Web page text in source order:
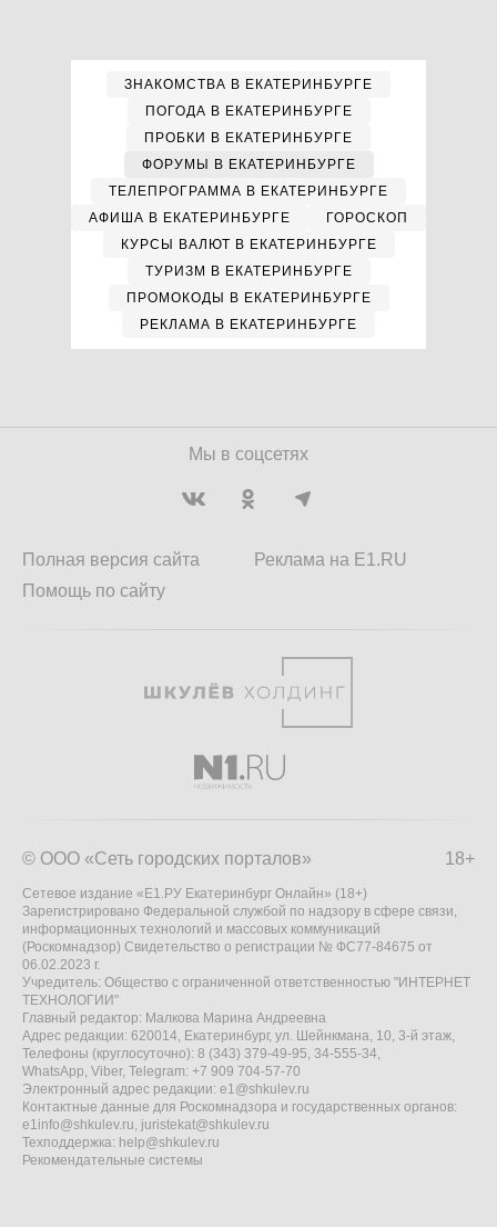
ЗНАКОМСТВА В ЕКАТЕРИНБУРГЕ
ПОГОДА В ЕКАТЕРИНБУРГЕ
ПРОБКИ В ЕКАТЕРИНБУРГЕ
ФОРУМЫ В ЕКАТЕРИНБУРГЕ
ТЕЛЕПРОГРАММА В ЕКАТЕРИНБУРГЕ
АФИША В ЕКАТЕРИНБУРГЕ
ГОРОСКОП
КУРСЫ ВАЛЮТ В ЕКАТЕРИНБУРГЕ
ТУРИЗМ В ЕКАТЕРИНБУРГЕ
ПРОМОКОДЫ В ЕКАТЕРИНБУРГЕ
РЕКЛАМА В ЕКАТЕРИНБУРГЕ
Мы в соцсетях
Полная версия сайта
Помощь по сайту
Реклама на E1.RU
18+
© ООО «Сеть городских порталов»
Сетевое издание «Е1.РУ Екатеринбург Онлайн» (18+)
Зарегистрировано Федеральной службой по надзору в сфере связи,
информационных технологий и массовых коммуникаций
(Роскомнадзор) Свидетельство о регистрации № ФС77-84675 от
06.02.2023 г.
Учредитель: Общество с ограниченной ответственностью "ИНТЕРНЕТ
ТЕХНОЛОГИИ"
Главный редактор: Малкова Марина Андреевна
Адрес редакции: 620014, Екатеринбург, ул. Шейнкмана, 10, 3-й этаж,
Телефоны (круглосуточно): 8 (343) 379-49-95, 34-555-34,
WhatsApp, Viber, Telegram: +7 909 704-57-70
Электронный адрес редакции: e1@shkulev.ru
Контактные данные для Роскомнадзора и государственных органов:
e1info@shkulev.ru, juristekat@shkulev.ru
Техподдержка: help@shkulev.ru
Рекомендательные системы